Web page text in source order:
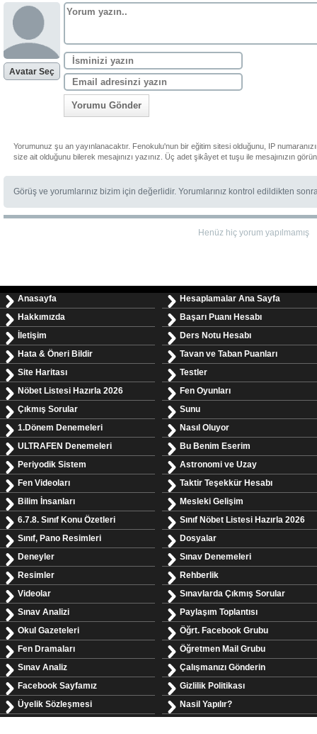
Avatar Seç
Yorumu Gönder
Yorumunuz şu an yayınlanacaktır. Fenokulu'nun bir eğitim sitesi olduğunu, IP
size ait olduğunu bilerek mesajınızı yazınız. Üç adet şikâyet et tuşu ile mesajınızın
Görüş ve yorumlarınız bizim için değerlidir. Yorumlarınız kontrol edildikten
Henüz hiç yorum yapılmamış
Anasayfa
Hakkımızda
İletişim
Hata & Öneri Bildir
Site Haritası
Nöbet Listesi Hazırla 2026
Çıkmış Sorular
1.Dönem Denemeleri
ULTRAFEN Denemeleri
Periyodik Sistem
Fen Videoları
Bilim İnsanları
6.7.8. Sınıf Konu Özetleri
Sınıf, Pano Resimleri
Deneyler
Resimler
Videolar
Sınav Analizi
Okul Gazeteleri
Fen Dramaları
Sınav Analiz
Facebook Sayfamız
Üyelik Sözleşmesi
Hesaplamalar Ana Sayfa
Başarı Puanı Hesabı
Ders Notu Hesabı
Tavan ve Taban Puanları
Testler
Fen Oyunları
Sunu
Nasıl Oluyor
Bu Benim Eserim
Astronomi ve Uzay
Taktir Teşekkür Hesabı
Mesleki Gelişim
Sınıf Nöbet Listesi Hazırla 2026
Dosyalar
Sınav Denemeleri
Rehberlik
Sınavlarda Çıkmış Sorular
Paylaşım Toplantısı
Öğrt. Facebook Grubu
Öğretmen Mail Grubu
Çalışmanızı Gönderin
Gizlilik Politikası
Nasil Yapılır?